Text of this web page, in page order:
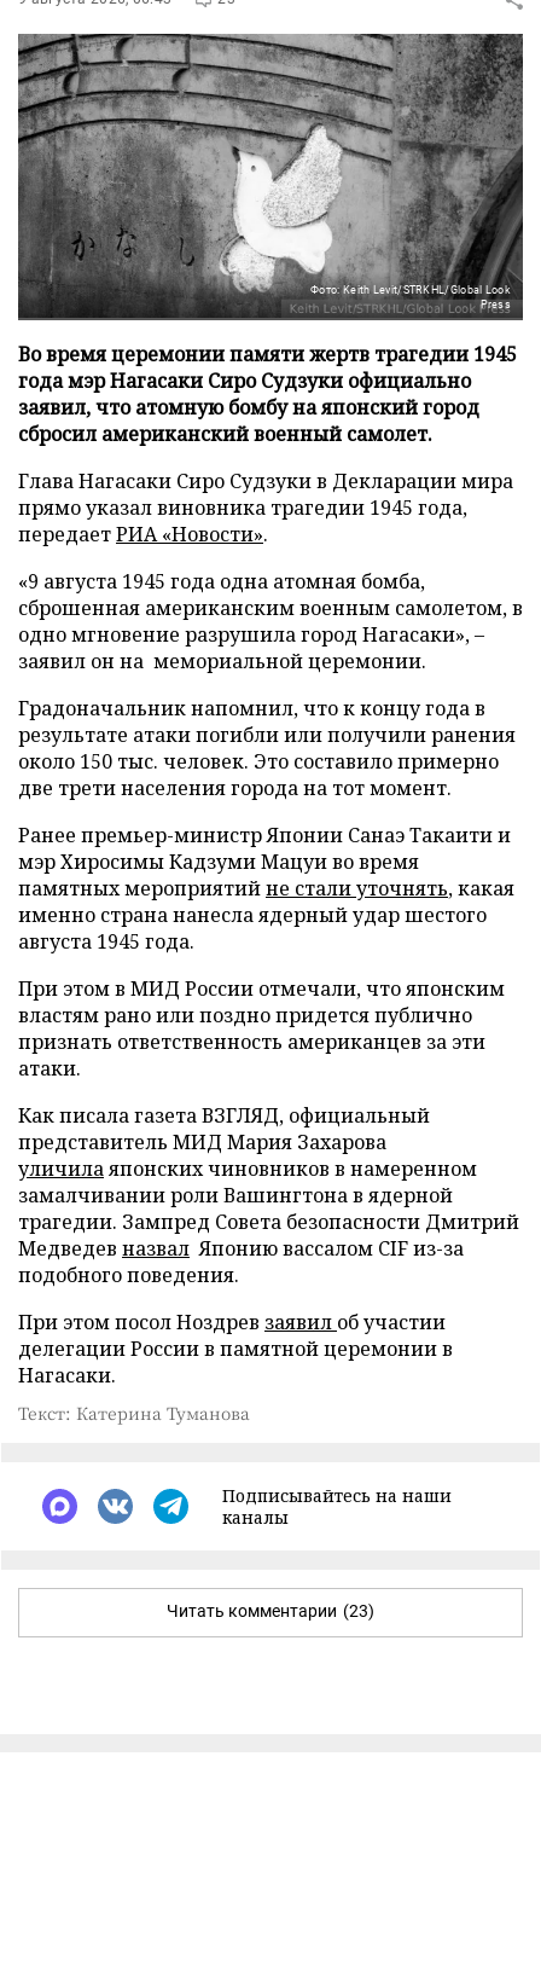
Фото: Keith Levit/STRKHL/Global Look
Press
Во время церемонии памяти жертв трагедии 1945
года мэр Нагасаки Сиро Судзуки официально
заявил, что атомную бомбу на японский город
сбросил американский военный самолет.
Глава Нагасаки Сиро Судзуки в Декларации мира
прямо указал виновника трагедии 1945 года,
передаетРИА «Новости».
«9 августа 1945 года одна атомная бомба,
сброшенная американским военным самолетом, в
одно мгновение разрушила город Нагасаки», –
заявил он на мемориальной церемонии.
Градоначальник напомнил, что к концу года в
результате атаки погибли или получили ранения
около 150 тыс. человек. Это составило примерно
две трети населения города на тот момент.
Ранее премьер-министр Японии Санаэ Такаити и
мэр Хиросимы Кадзуми Мацуи во время
памятных мероприятийне стали уточнять, какая
именно страна нанесла ядерный удар шестого
августа 1945 года.
При этом в МИД России отмечали, что японским
властям рано или поздно придется публично
признать ответственность американцев за эти
атаки.
Как писала газета ВЗГЛЯД, официальный
представитель МИД Мария Захарова
уличилаяпонских чиновников в намеренном
замалчивании роли Вашингтона в ядерной
трагедии. Зампред Совета безопасности Дмитрий
Медведев назвал Японию вассалом CIF из-за
подобного поведения.
При этом посол Ноздрев заявил об участии
делегации России в памятной церемонии в
Нагасаки.
Текст: Катерина Туманова
Подписывайтесь на наши
каналы
Читать комментарии (23)